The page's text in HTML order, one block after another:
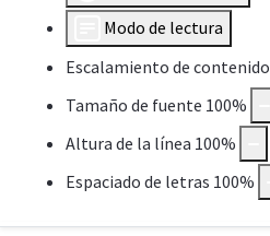
Modo de lectura
Escalamiento de contenido
Tamaño de fuente 100%
Altura de la línea 100%
Espaciado de letras 100%